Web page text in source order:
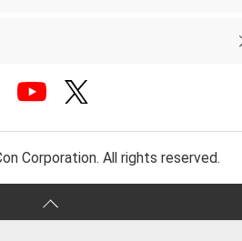
Corporation. All rights reserved.